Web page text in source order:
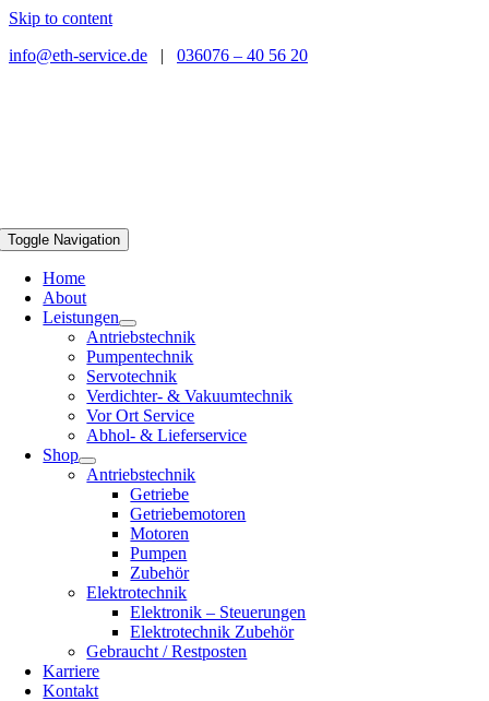
Skip to content
info@eth-service.de | 036076 – 40 56 20
Toggle Navigation
Home
About
Leistungen
Antriebstechnik
Pumpentechnik
Servotechnik
Verdichter- & Vakuumtechnik
Vor Ort Service
Abhol- & Lieferservice
Shop
Antriebstechnik
Getriebe
Getriebemotoren
Motoren
Pumpen
Zubehör
Elektrotechnik
Elektronik – Steuerungen
Elektrotechnik Zubehör
Gebraucht / Restposten
Karriere
Kontakt